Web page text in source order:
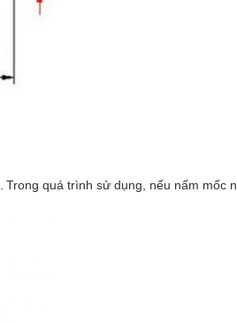
Trong quá trình sử dụng, nếu nấm mốc